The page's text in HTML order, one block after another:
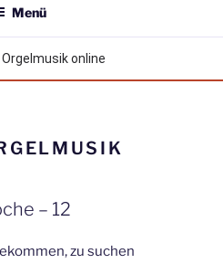
Menü
Orgelmusik online
– 12
zu suchen